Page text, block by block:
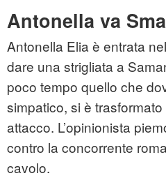
Antonella va
Antonella Elia è entrata
dare una strigliata a
poco tempo quello che
simpatico, si è
attacco. L’opinionista
contro la concorrente
cavolo.